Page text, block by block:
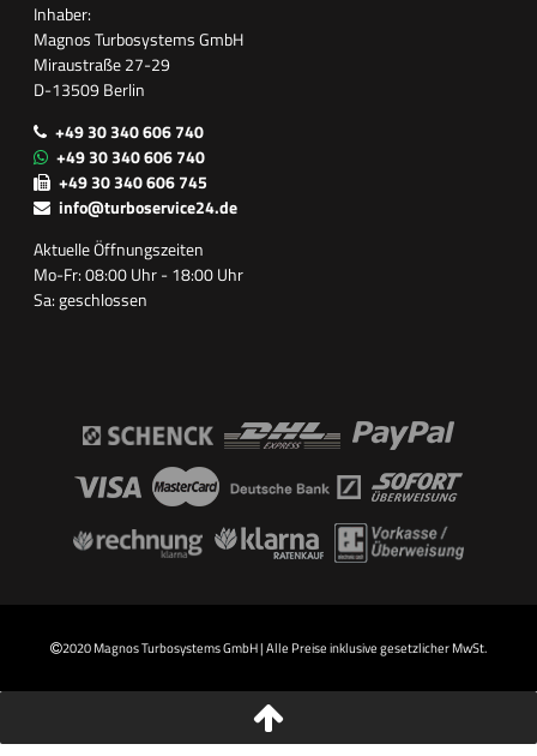
Inhaber:
Magnos Turbosystems GmbH
Miraustraße 27-29
D-13509 Berlin
+49 30 340 606 740
+49 30 340 606 740
+49 30 340 606 745
info@turboservice24.de
Aktuelle Öffnungszeiten
Mo-Fr: 08:00 Uhr - 18:00 Uhr
Sa: geschlossen
2020 Magnos Turbosystems GmbH | Alle Preise inklusive gesetzlicher MwSt.